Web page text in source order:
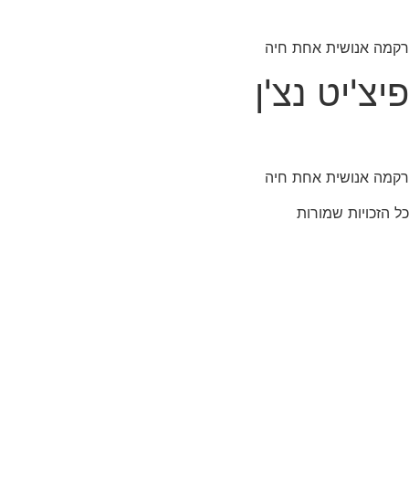
רקמה אנושית אחת חיה
פיצ'יט נצ'ן
רקמה אנושית אחת חיה
כל הזכויות שמורות